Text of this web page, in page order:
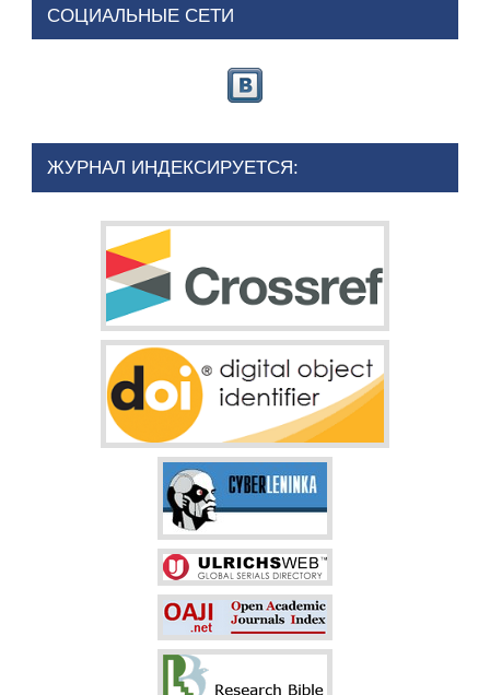
СОЦИАЛЬНЫЕ СЕТИ
ЖУРНАЛ ИНДЕКСИРУЕТСЯ: